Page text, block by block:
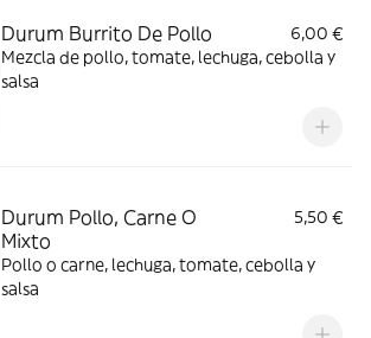
Durum Burrito De Pollo
6,00 €
Mezcla de pollo, tomate, lechuga, cebolla y
salsa
Durum Pollo, Carne O
Mixto
5,50 €
Pollo o carne, lechuga, tomate, cebolla y
salsa